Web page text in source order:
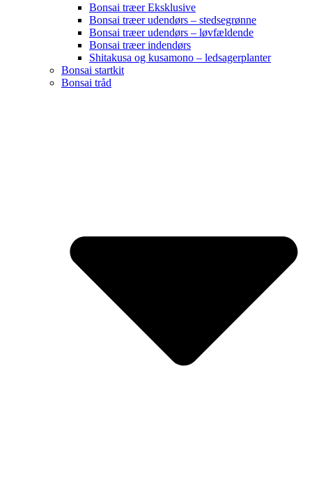
Bonsai træer Eksklusive
Bonsai træer udendørs – stedsegrønne
Bonsai træer udendørs – løvfældende
Bonsai træer indendørs
Shitakusa og kusamono – ledsagerplanter
Bonsai startkit
Bonsai tråd